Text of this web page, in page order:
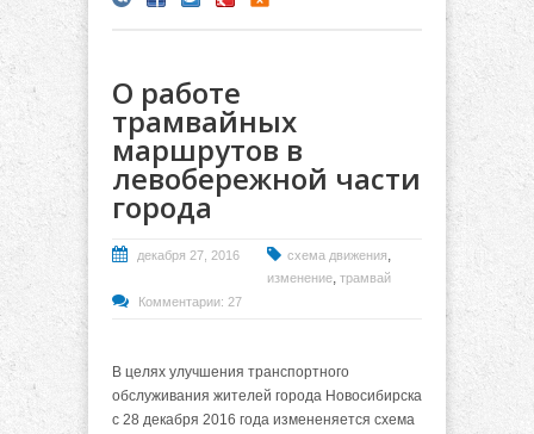
О работе
трамвайных
маршрутов в
левобережной части
города
декабря 27, 2016 схема движения,
изменение, трамвай
Комментарии: 27
В целях улучшения транспортного
обслуживания жителей города Новосибирска
с 28 декабря 2016 года измененяется схема